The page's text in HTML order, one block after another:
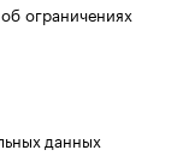
ограничениях
данных